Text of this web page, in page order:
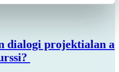
dialogi projektialan a